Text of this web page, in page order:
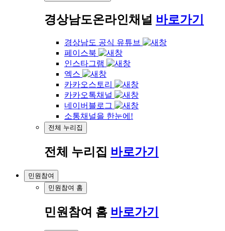
경상남도온라인채널 바로가기
경상남도 공식 유튜브
페이스북
인스타그램
엑스
카카오스토리
카카오톡채널
네이버블로그
소통채널을 한눈에!
전체 누리집
전체 누리집 바로가기
민원참여
민원참여 홈
민원참여 홈 바로가기